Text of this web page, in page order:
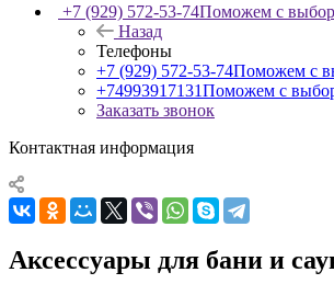
+7 (929) 572-53-74Поможем с
Назад
Телефоны
+7 (929) 572-53-74Поможем с
+74993917131Поможем с
Заказать звонок
Контактная информация
Аксессуары для бани и